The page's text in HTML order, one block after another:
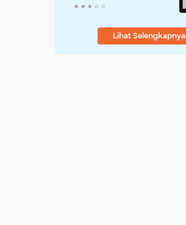
DIEVALUASI
Lihat Selengkapnya